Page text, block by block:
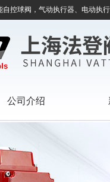
控球阀，气动执行器、电动执
公司介绍